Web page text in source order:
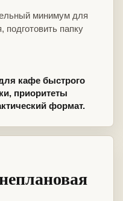
минимум для
папку
кафе быстрого
приоритеты
формат.